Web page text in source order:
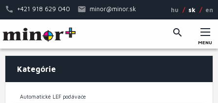
na
hlavný
+421 918 629 040 minor@minor.sk hu sk en
menu
MENU
Kategórie
Automatické LEF podávače